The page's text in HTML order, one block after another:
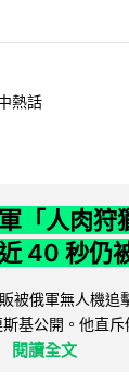
熱話
「人肉狩
40 秒仍
被俄軍無人機追
基公開。他直
閱讀全文